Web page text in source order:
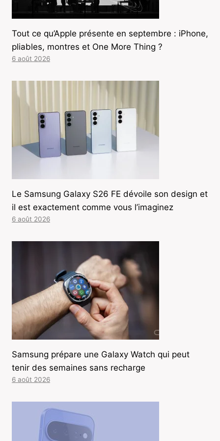
Tout ce qu’Apple présente en septembre : iPhone,
pliables, montres et One More Thing ?
6 août 2026
Le Samsung Galaxy S26 FE dévoile son design et
il est exactement comme vous l’imaginez
6 août 2026
Samsung prépare une Galaxy Watch qui peut
tenir des semaines sans recharge
6 août 2026